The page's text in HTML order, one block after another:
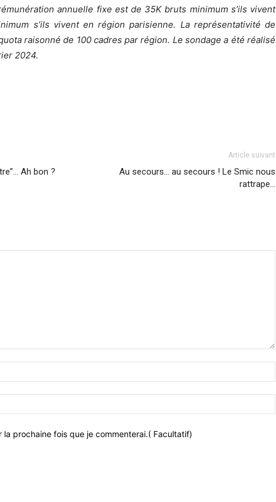
annuelle fixe est de 35K bruts minimum s’ils vivent
s’ils vivent en région parisienne. La représentativité de
raisonné de 100 cadres par région. Le sondage a été réalisé
2024.
Ah bon ?
Article suivant
Au secours… au secours ! Le Smic nous
rattrape…
la prochaine fois que je commenterai.( Facultatif)